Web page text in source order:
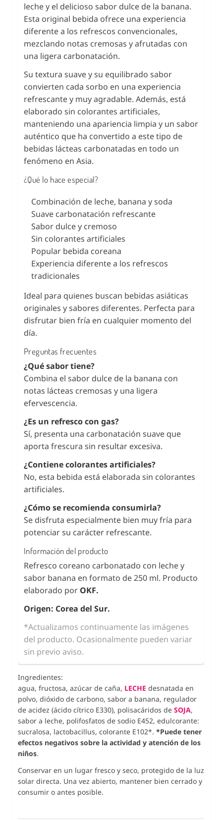
leche y el delicioso sabor dulce de la banana.
Esta original bebida ofrece una experiencia
diferente a los refrescos convencionales,
mezclando notas cremosas y afrutadas con
una ligera carbonatación.
Su textura suave y su equilibrado sabor
convierten cada sorbo en una experiencia
refrescante y muy agradable. Además, está
elaborado sin colorantes artificiales,
manteniendo una apariencia limpia y un sabor
auténtico que ha convertido a este tipo de
bebidas lácteas carbonatadas en todo un
fenómeno en Asia.
¿Qué lo hace especial?
Combinación de leche, banana y soda
Suave carbonatación refrescante
Sabor dulce y cremoso
Sin colorantes artificiales
Popular bebida coreana
Experiencia diferente a los refrescos
tradicionales
Ideal para quienes buscan bebidas asiáticas
originales y sabores diferentes. Perfecta para
disfrutar bien fría en cualquier momento del
día.
Preguntas frecuentes
¿Qué sabor tiene?
Combina el sabor dulce de la banana con
notas lácteas cremosas y una ligera
efervescencia.
¿Es un refresco con gas?
Sí, presenta una carbonatación suave que
aporta frescura sin resultar excesiva.
¿Contiene colorantes artificiales?
No, esta bebida está elaborada sin colorantes
artificiales.
¿Cómo se recomienda consumirla?
Se disfruta especialmente bien muy fría para
potenciar su carácter refrescante.
Información del producto
Refresco coreano carbonatado con leche y
sabor banana en formato de 250 ml. Producto
elaborado por OKF.
Origen: Corea del Sur.
*Actualizamos continuamente las imágenes
del producto. Ocasionalmente pueden variar
sin previo aviso.
Ingredientes:
agua, fructosa, azúcar de caña, LECHE desnatada en
polvo, dióxido de carbono, sabor a banana, regulador
de acidez (ácido cítrico E330), polisacáridos de SOJA,
sabor a leche, polifosfatos de sodio E452, edulcorante:
sucralosa, lactobacillus, colorante E102*. *Puede tener
efectos negativos sobre la actividad y atención de los
niños.
Conservar en un lugar fresco y seco, protegido de la luz
solar directa. Una vez abierto, mantener bien cerrado y
consumir o antes posible.